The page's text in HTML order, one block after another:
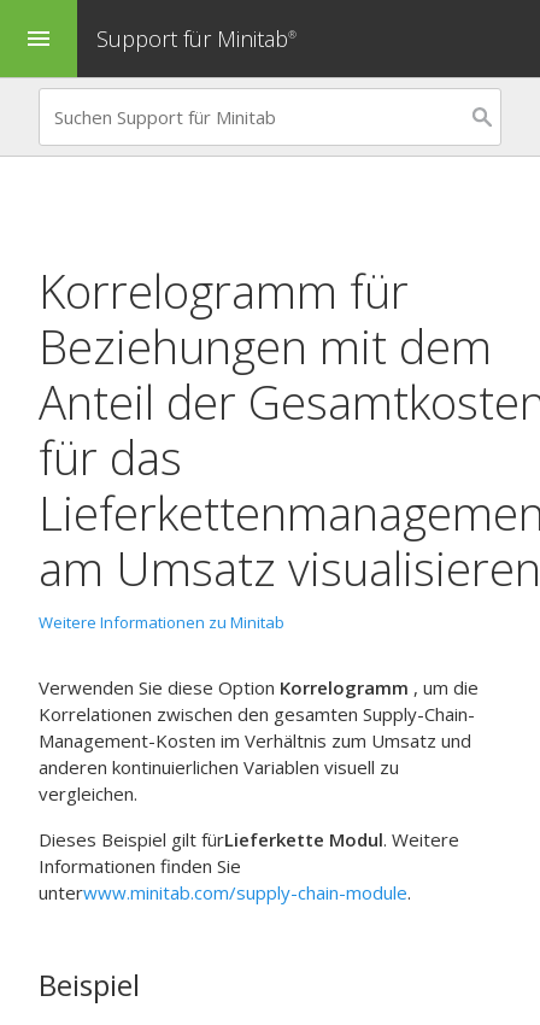
menu Support für Minitab®
Korrelogramm für
Beziehungen mit dem
Anteil der
für das
am Umsatz visualisieren
Weitere Informationen zu Minitab
Verwenden Sie diese Option Korrelogramm , um die
Korrelationen zwischen den gesamten Supply-Chain-
Management-Kosten im Verhältnis zum Umsatz und
anderen kontinuierlichen Variablen visuell zu
vergleichen.
Dieses Beispiel gilt fürLieferkette Modul. Weitere
Informationen finden Sie
unterwww.minitab.com/supply-chain-module.
Beispiel